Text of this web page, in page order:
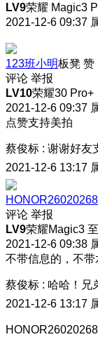
LV9荣耀 Magic3
2021-12-6 09:37
123班小明板凳 赞
评论 举报
LV10荣耀30 Pro+
2021-12-6 09:37
点赞支持美拍
蔡俊标 : 谢谢好友
2021-12-6 13:17
评论 举报
LV9荣耀Magic3
2021-12-6 09:38
不带信息的，不
蔡俊标 : 哈哈！兄
2021-12-6 13:17